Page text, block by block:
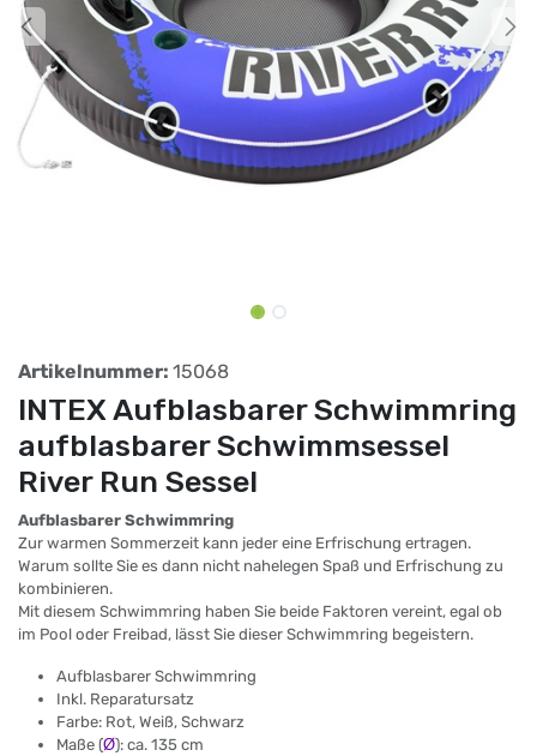
Artikelnummer: 15068
INTEX Aufblasbarer Schwimmring
aufblasbarer Schwimmsessel
River Run Sessel
Aufblasbarer Schwimmring
Zur warmen Sommerzeit kann jeder eine Erfrischung ertragen.
Warum sollte Sie es dann nicht nahelegen Spaß und Erfrischung zu
kombinieren.
Mit diesem Schwimmring haben Sie beide Faktoren vereint, egal ob
im Pool oder Freibad, lässt Sie dieser Schwimmring begeistern.
Aufblasbarer Schwimmring
Inkl. Reparatursatz
Farbe: Rot, Weiß, Schwarz
Maße (Ø): ca. 135 cm